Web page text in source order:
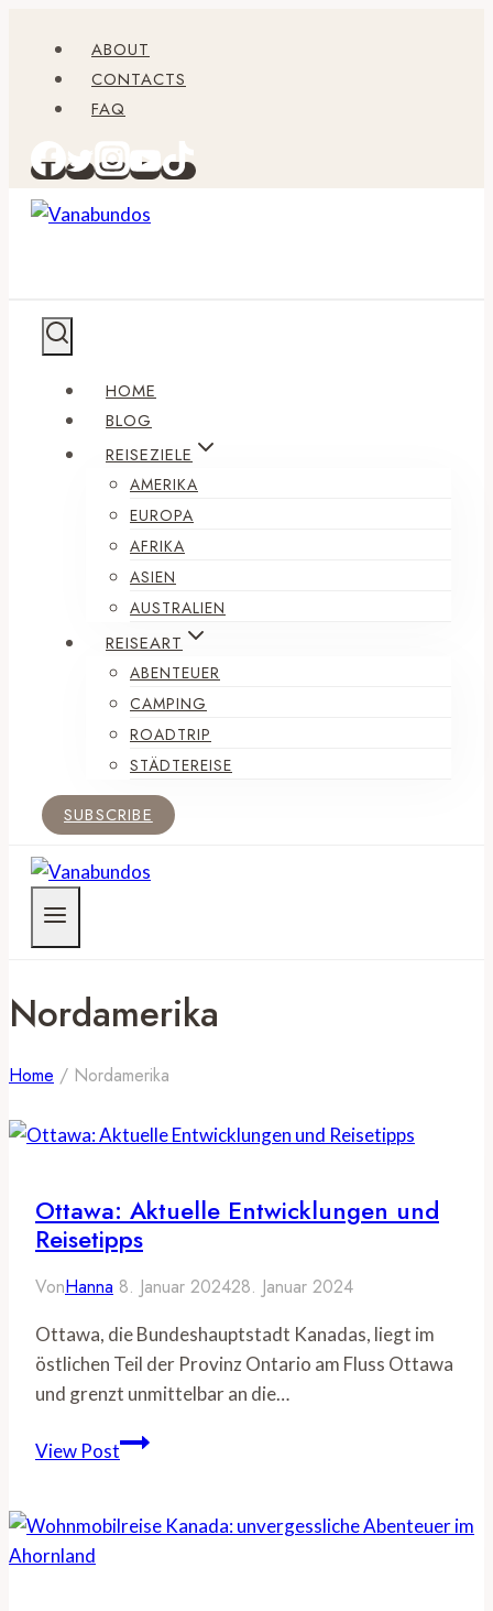
springen
ABOUT
CONTACTS
FAQ
HOME
BLOG
REISEZIELE
AMERIKA
EUROPA
AFRIKA
ASIEN
AUSTRALIEN
REISEART
ABENTEUER
CAMPING
ROADTRIP
STÄDTEREISE
SUBSCRIBE
Nordamerika
Home / Nordamerika
Ottawa: Aktuelle Entwicklungen und
Reisetipps
VonHanna 8. Januar 202428. Januar 2024
Ottawa, die Bundeshauptstadt Kanadas, liegt im
östlichen Teil der Provinz Ontario am Fluss Ottawa
und grenzt unmittelbar an die…
View PostOttawa:
und